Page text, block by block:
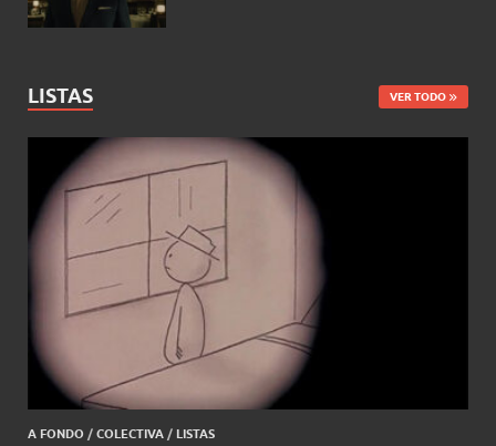
LISTAS VER TODO
A FONDO / COLECTIVA / LISTAS